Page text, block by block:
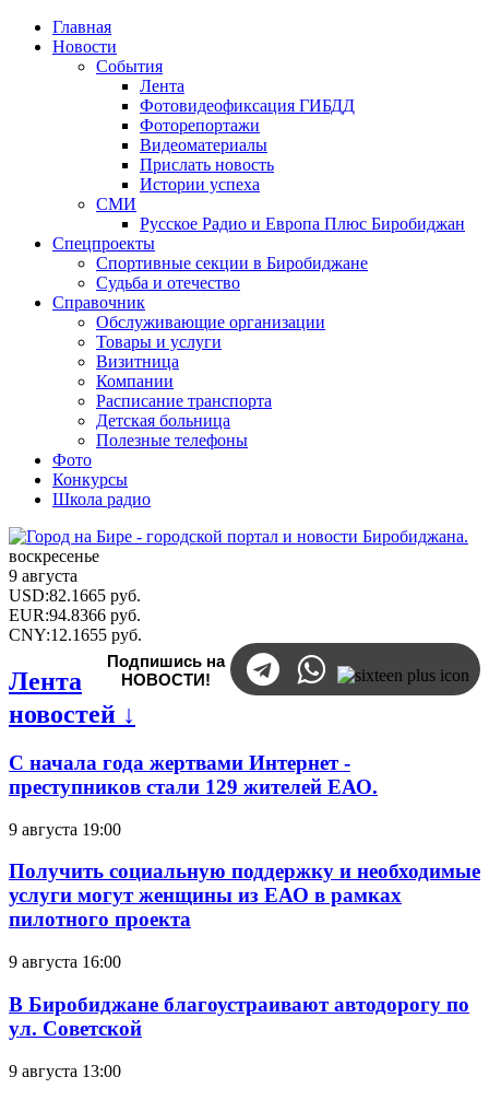
Главная
Новости
События
Лента
Фотовидеофиксация ГИБДД
Фоторепортажи
Видеоматериалы
Прислать новость
Истории успеха
СМИ
Русское Радио и Европа Плюс Биробиджан
Спецпроекты
Спортивные секции в Биробиджане
Судьба и отечество
Справочник
Обслуживающие организации
Товары и услуги
Визитница
Компании
Расписание транспорта
Детская больница
Полезные телефоны
Фото
Конкурсы
Школа радио
воскресенье
9 августа
USD:82.1665 руб.
EUR:94.8366 руб.
CNY:12.1655 руб.
Подпишись на
НОВОСТИ!
Лента
новостей ↓
С начала года жертвами Интернет -
преступников стали 129 жителей ЕАО.
9 августа 19:00
Получить социальную поддержку и необходимые
услуги могут женщины из ЕАО в рамках
пилотного проекта
9 августа 16:00
В Биробиджане благоустраивают автодорогу по
ул. Советской
9 августа 13:00